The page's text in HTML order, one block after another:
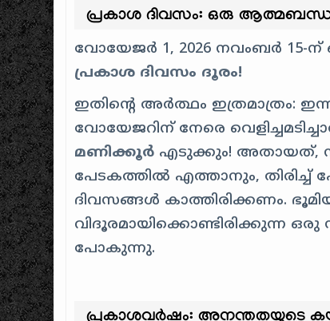
പ്രകാശ ദിവസം: ഒരു
വോയേജർ 1, 2026 നവംബർ 15-
പ്രകാശ ദിവസം ദൂരം!
ഇതിൻ്റെ അർത്ഥം ഇത്രമാത്രം:
വോയേജറിന് നേരെ
മണിക്കൂർ എടുക്കും! അതായത്,
പേടകത്തിൽ എത്താനും, തിരിച്ച്
ദിവസങ്ങൾ കാത്തിരിക്കണം.
വിദൂരമായിക്കൊണ്ടിരിക്കുന്ന
പോകുന്നു.